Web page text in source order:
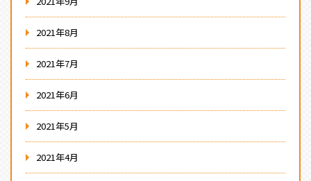
2021年8月
2021年7月
2021年6月
2021年5月
2021年4月